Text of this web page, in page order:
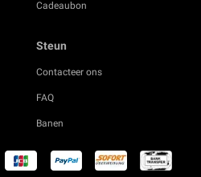
Cadeaubon
Steun
Contacteer ons
FAQ
Banen